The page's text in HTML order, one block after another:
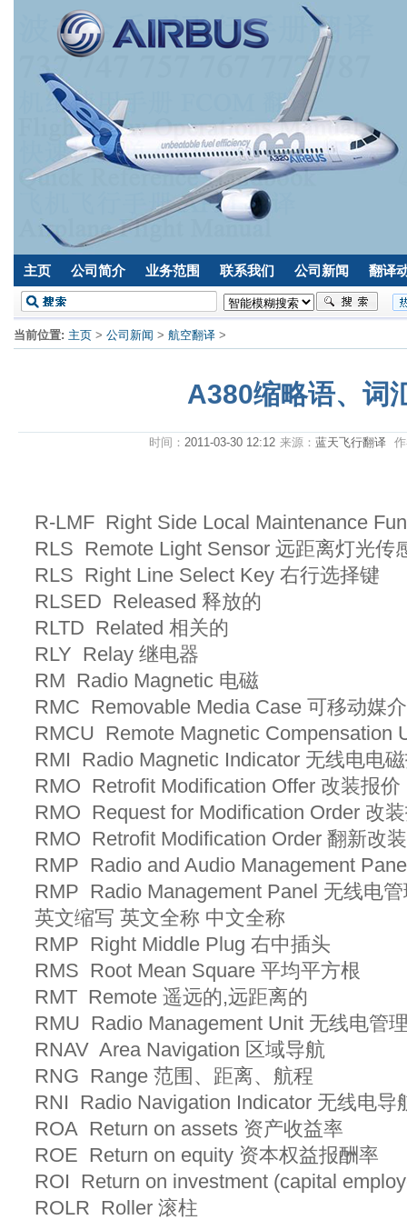
主页 公司简介 业务范围 联系我们 公司新闻 翻译
当前位置: 主页 > 公司新闻 > 航空翻译 >
A380缩略语、词
时间： 2011-03-30 12:12 来源： 蓝天飞行翻译
R-LMF Right Side Local Maintenance
RLS Remote Light Sensor 远距离灯光传
RLS Right Line Select Key 右行选择键
RLSED Released 释放的
RLTD Related 相关的
RLY Relay 继电器
RM Radio Magnetic 电磁
RMC Removable Media Case 可移动媒
RMCU Remote Magnetic Compensation
RMI Radio Magnetic Indicator 无线电电
RMO Retrofit Modification Offer 改装报价
RMO Request for Modification Order 改
RMO Retrofit Modification Order 翻新改
RMP Radio and Audio Management
RMP Radio Management Panel 无线电
英文缩写 英文全称 中文全称
RMP Right Middle Plug 右中插头
RMS Root Mean Square 平均平方根
RMT Remote 遥远的,远距离的
RMU Radio Management Unit 无线电管
RNAV Area Navigation 区域导航
RNG Range 范围、距离、航程
RNI Radio Navigation Indicator 无线电导
ROA Return on assets 资产收益率
ROE Return on equity 资本权益报酬率
ROI Return on investment (capital
ROLR Roller 滚柱